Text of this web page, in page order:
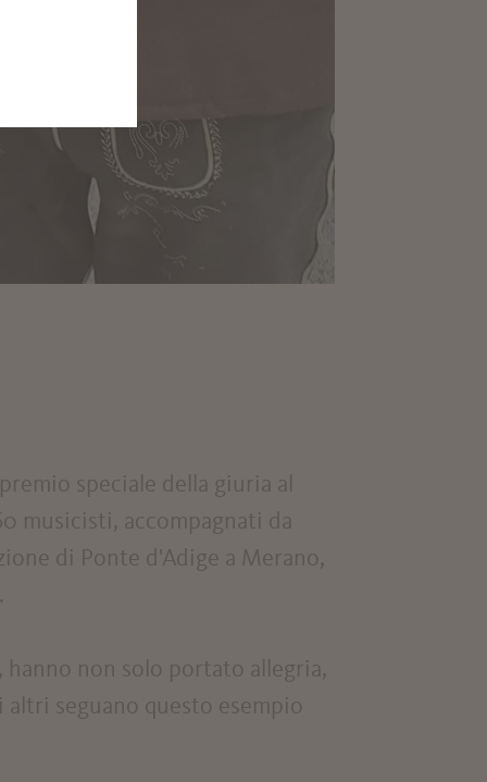
speciale della giuria al
musicisti, accompagnati da
di Ponte d'Adige a Merano,
non solo portato allegria,
seguano questo esempio